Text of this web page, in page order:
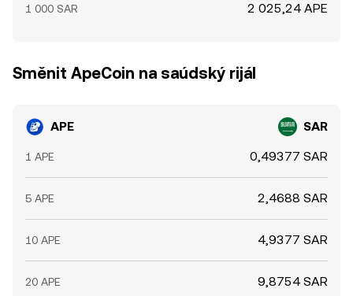
1 000 SAR 2 025,24 APE
Směnit ApeCoin na saúdský rijál
APE SAR
1 APE 0,49377 SAR
5 APE 2,4688 SAR
10 APE 4,9377 SAR
20 APE 9,8754 SAR